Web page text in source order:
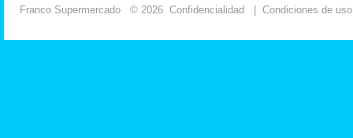
Franco Supermercado © 2026 Confidencialidad Condiciones de uso